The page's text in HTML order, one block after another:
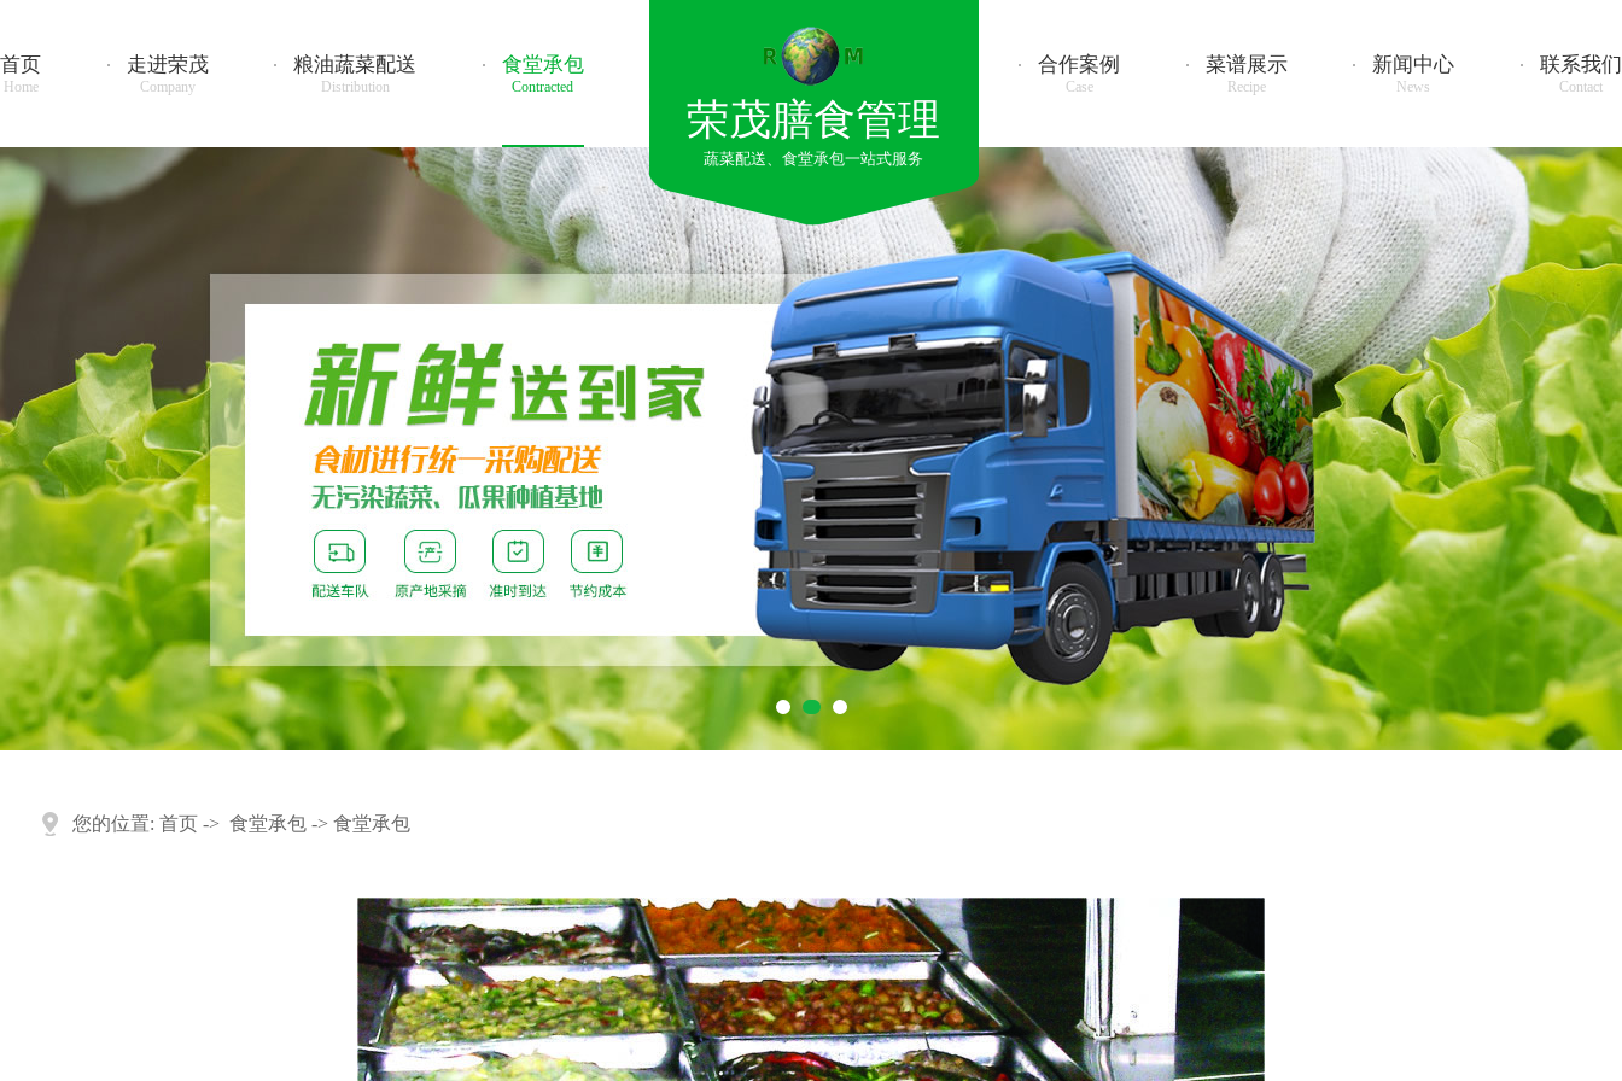
首页
Home
走进荣茂
Company
粮油蔬菜配送
Distribution
食堂承包
Contracted
合作案例
Case
菜谱展示
Recipe
新闻中心
News
联系我们
Contact
荣茂膳食管理
蔬菜配送、食堂承包一站式服务
您的位置: 首页 -> 食堂承包 -> 食堂承包